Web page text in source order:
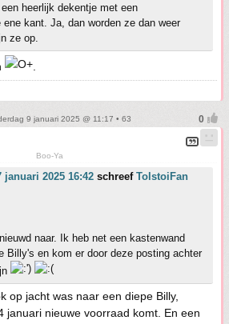
heerlijk dekentje met een
kant. Ja, dan worden ze dan weer
ze op.
9 januari 2025 @ 11:17 • 63
Boo-Ya
januari 2025 16:42 schreef TolstoiFan
naar. Ik heb net een kastenwand
Billy's en kom er door deze posting achter
op jacht was naar een diepe Billy,
januari nieuwe voorraad komt. En een